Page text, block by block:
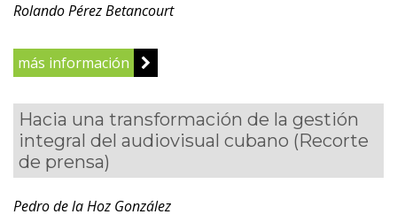
Rolando Pérez Betancourt
más información
Hacia una transformación de la gestión
integral del audiovisual cubano (Recorte
de prensa)
Pedro de la Hoz González